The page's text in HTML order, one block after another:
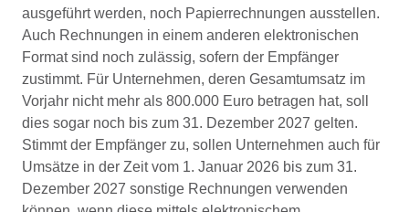
ausgeführt werden, noch Papierrechnungen ausstellen.
Auch Rechnungen in einem anderen elektronischen
Format sind noch zulässig, sofern der Empfänger
zustimmt. Für Unternehmen, deren Gesamtumsatz im
Vorjahr nicht mehr als 800.000 Euro betragen hat, soll
dies sogar noch bis zum 31. Dezember 2027 gelten.
Stimmt der Empfänger zu, sollen Unternehmen auch für
Umsätze in der Zeit vom 1. Januar 2026 bis zum 31.
Dezember 2027 sonstige Rechnungen verwenden